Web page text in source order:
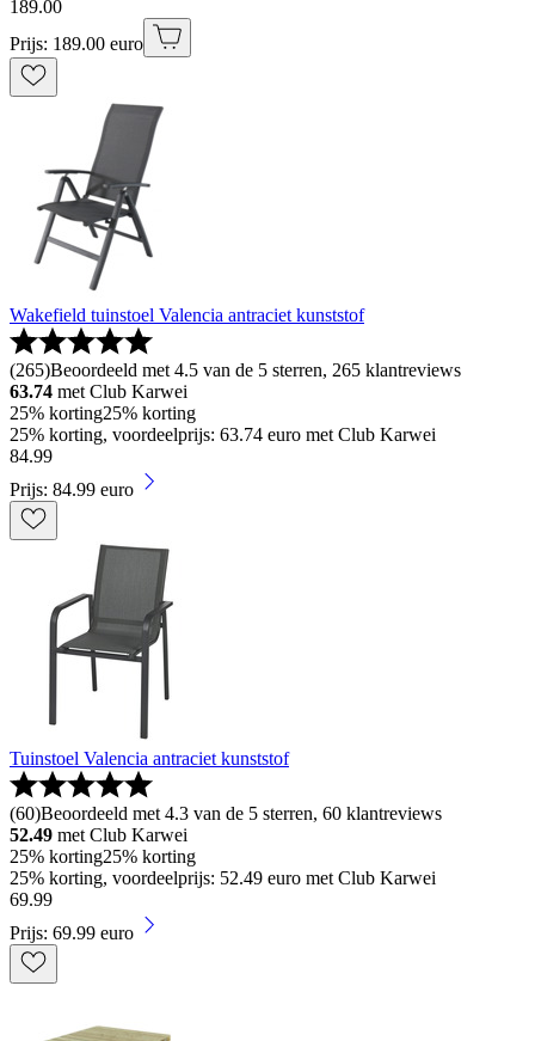
189.00
Prijs: 189.00 euro
Wakefield tuinstoel Valencia antraciet kunststof
(265)Beoordeeld met 4.5 van de 5 sterren, 265 klantreviews
63.74 met Club Karwei
25% korting25% korting
25% korting, voordeelprijs: 63.74 euro met Club Karwei
84.99
Prijs: 84.99 euro
Tuinstoel Valencia antraciet kunststof
(60)Beoordeeld met 4.3 van de 5 sterren, 60 klantreviews
52.49 met Club Karwei
25% korting25% korting
25% korting, voordeelprijs: 52.49 euro met Club Karwei
69.99
Prijs: 69.99 euro